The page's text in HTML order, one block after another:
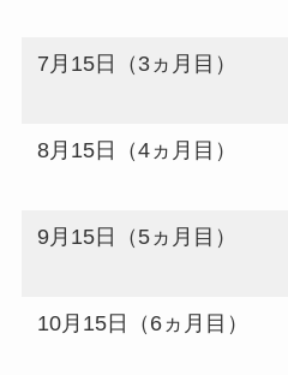
7月15日（3ヵ月目）
8月15日（4ヵ月目）
9月15日（5ヵ月目）
10月15日（6ヵ月目）